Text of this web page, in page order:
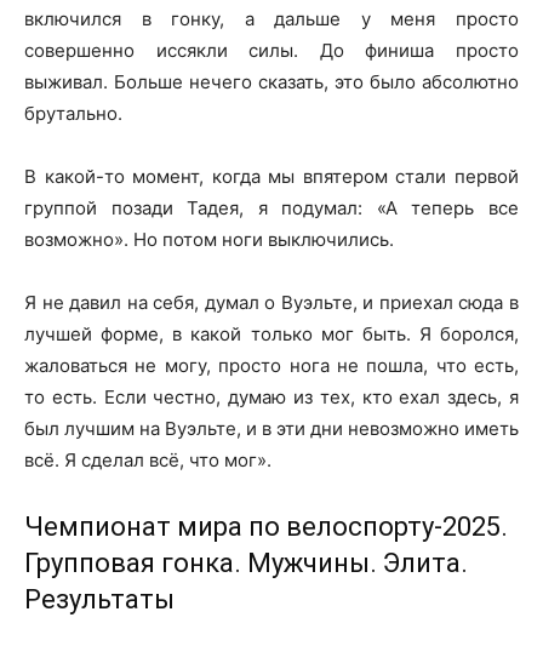
включился в гонку, а дальше у меня просто
совершенно иссякли силы. До финиша просто
выживал. Больше нечего сказать, это было абсолютно
брутально.
В какой-то момент, когда мы впятером стали первой
группой позади Тадея, я подумал: «А теперь все
возможно». Но потом ноги выключились.
Я не давил на себя, думал о Вуэльте, и приехал сюда в
лучшей форме, в какой только мог быть. Я боролся,
жаловаться не могу, просто нога не пошла, что есть,
то есть. Если честно, думаю из тех, кто ехал здесь, я
был лучшим на Вуэльте, и в эти дни невозможно иметь
всё. Я сделал всё, что мог».
Чемпионат мира по велоспорту-2025.
Групповая гонка. Мужчины. Элита.
Результаты